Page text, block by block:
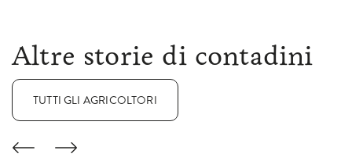
Altre storie di contadini
TUTTI GLI AGRICOLTORI